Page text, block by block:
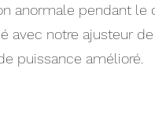
anormale pendant le
avec notre ajusteur
puissance amélioré.